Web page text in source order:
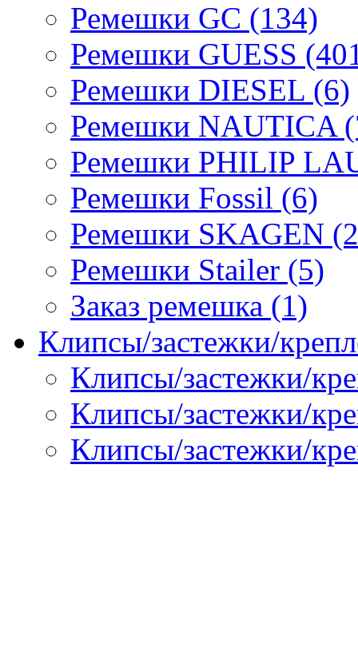
Ремешки GC (134)
Ремешки GUESS
Ремешки DIESEL (6)
Ремешки NAUTICA
Ремешки PHILIP
Ремешки Fossil (6)
Ремешки SKAGEN
Ремешки Stailer (5)
Заказ ремешка (1)
Клипсы/застежки/
Клипсы/застежки/
Клипсы/застежки/
Клипсы/застежки/